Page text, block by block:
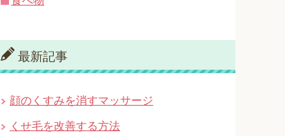
最新記事
顔のくすみを消すマッサージ
くせ毛を改善する方法